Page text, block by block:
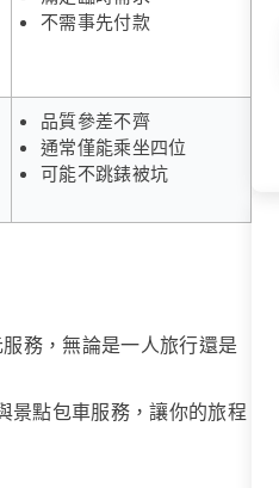
不需事先付款
品質參差不齊
通常僅能乘坐四位
可能不跳錶被坑
務，無論是一人旅行還是
景點包車服務，讓你的旅程